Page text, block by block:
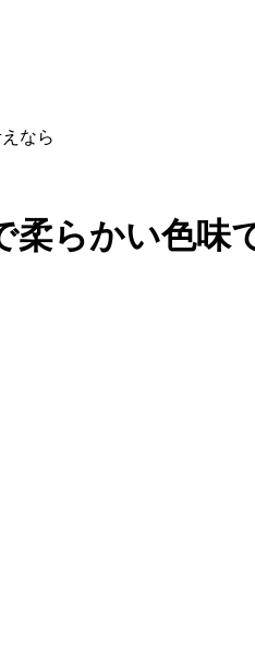
なら
らかい色味